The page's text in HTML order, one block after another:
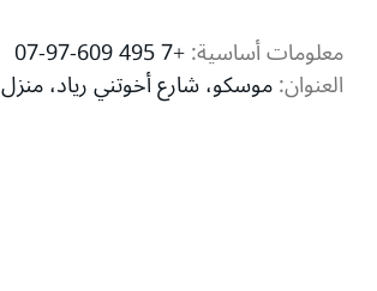
معلومات أساسية:+7 495 609-97-07
العنوان:موسكو، شارع أخوتني رياد، منزل 1